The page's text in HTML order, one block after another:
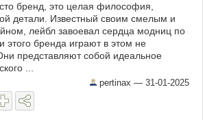
бренд, это целая философия,
детали. Известный своим смелым и
лейбл завоевал сердца модниц по
этого бренда играют в этом не
представляют собой идеальное
...
pertinax — 31-01-2025